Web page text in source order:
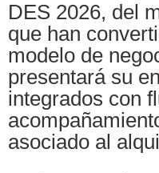
DES 2026, del
que han
modelo de
presentará su
integrados con
asociado al